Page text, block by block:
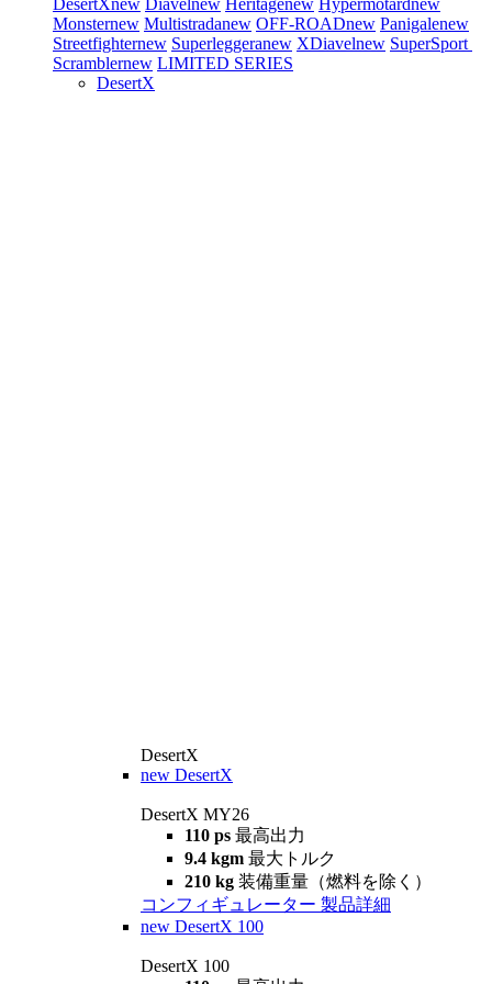
DesertXnew Diavelnew Heritagenew Hypermotardnew
Monsternew Multistradanew OFF-ROADnew Panigalenew
Streetfighternew Superleggeranew XDiavelnew SuperSport
Scramblernew LIMITED SERIES
DesertX
DesertX
new DesertX
DesertX MY26
110 ps 最高出力
9.4 kgm 最大トルク
210 kg 装備重量（燃料を除く）
コンフィギュレーター 製品詳細
new DesertX 100
DesertX 100